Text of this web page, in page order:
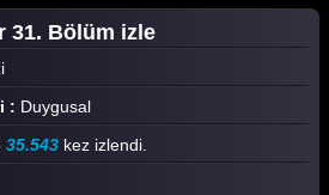
25. Bölüm
Bölüm
23. Bölüm
22. Bölüm
31. Bölüm izle
: Duygusal
35.543 kez izlendi.